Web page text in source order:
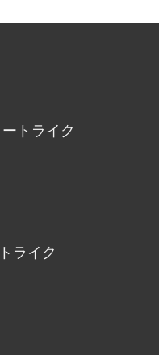
トライク
ライク